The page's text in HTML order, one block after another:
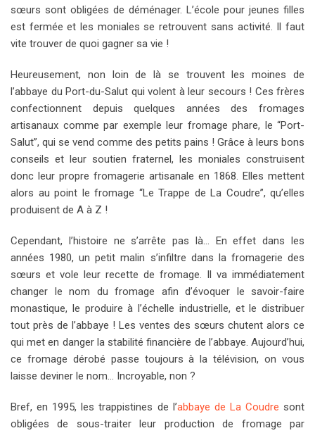
sœurs sont obligées de déménager. L’école pour jeunes filles
est fermée et les moniales se retrouvent sans activité. Il faut
vite trouver de quoi gagner sa vie !
Heureusement, non loin de là se trouvent les moines de
l’abbaye du Port-du-Salut qui volent à leur secours ! Ces frères
confectionnent depuis quelques années des fromages
artisanaux comme par exemple leur fromage phare, le “Port-
Salut”, qui se vend comme des petits pains ! Grâce à leurs bons
conseils et leur soutien fraternel, les moniales construisent
donc leur propre fromagerie artisanale en 1868. Elles mettent
alors au point le fromage “Le Trappe de La Coudre”, qu’elles
produisent de A à Z !
Cependant, l’histoire ne s’arrête pas là… En effet dans les
années 1980, un petit malin s’infiltre dans la fromagerie des
sœurs et vole leur recette de fromage. Il va immédiatement
changer le nom du fromage afin d’évoquer le savoir-faire
monastique, le produire à l’échelle industrielle, et le distribuer
tout près de l’abbaye ! Les ventes des sœurs chutent alors ce
qui met en danger la stabilité financière de l’abbaye. Aujourd’hui,
ce fromage dérobé passe toujours à la télévision, on vous
laisse deviner le nom… Incroyable, non ?
Bref, en 1995, les trappistines de l’abbaye de La Coudre sont
obligées de sous-traiter leur production de fromage par